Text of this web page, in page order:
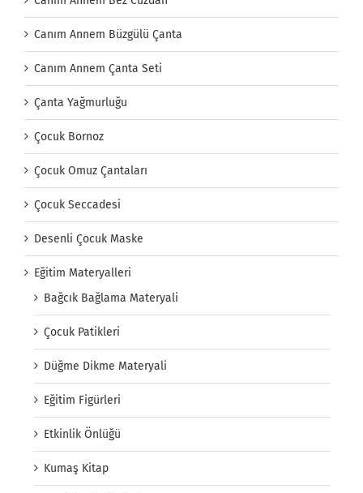
Canım Annem Büzgülü Çanta
Canım Annem Çanta Seti
Çanta Yağmurluğu
Çocuk Bornoz
Çocuk Omuz Çantaları
Çocuk Seccadesi
Desenli Çocuk Maske
Eğitim Materyalleri
Bağcık Bağlama Materyali
Çocuk Patikleri
Düğme Dikme Materyali
Eğitim Figürleri
Etkinlik Önlüğü
Kumaş Kitap